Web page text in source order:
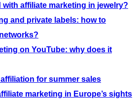
with affiliate marketing in jewelry?
and private labels: how to
on YouTube: why does it
for summer sales
marketing in Europe’s sights